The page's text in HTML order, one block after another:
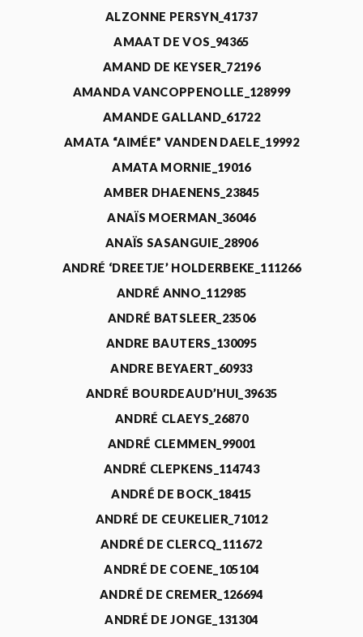
ALZONNE PERSYN_41737
AMAAT DE VOS_94365
AMAND DE KEYSER_72196
AMANDA VANCOPPENOLLE_128999
AMANDE GALLAND_61722
AMATA “AIMÉE” VANDEN DAELE_19992
AMATA MORNIE_19016
AMBER DHAENENS_23845
ANAÏS MOERMAN_36046
ANAÏS SASANGUIE_28906
ANDRÉ ‘DREETJE’ HOLDERBEKE_111266
ANDRÉ ANNO_112985
ANDRÉ BATSLEER_23506
ANDRE BAUTERS_130095
ANDRE BEYAERT_60933
ANDRÉ BOURDEAUD’HUI_39635
ANDRÉ CLAEYS_26870
ANDRÉ CLEMMEN_99001
ANDRÉ CLEPKENS_114743
ANDRÉ DE BOCK_18415
ANDRÉ DE CEUKELIER_71012
ANDRÉ DE CLERCQ_111672
ANDRÉ DE COENE_105104
ANDRÉ DE CREMER_126694
ANDRÉ DE JONGE_131304